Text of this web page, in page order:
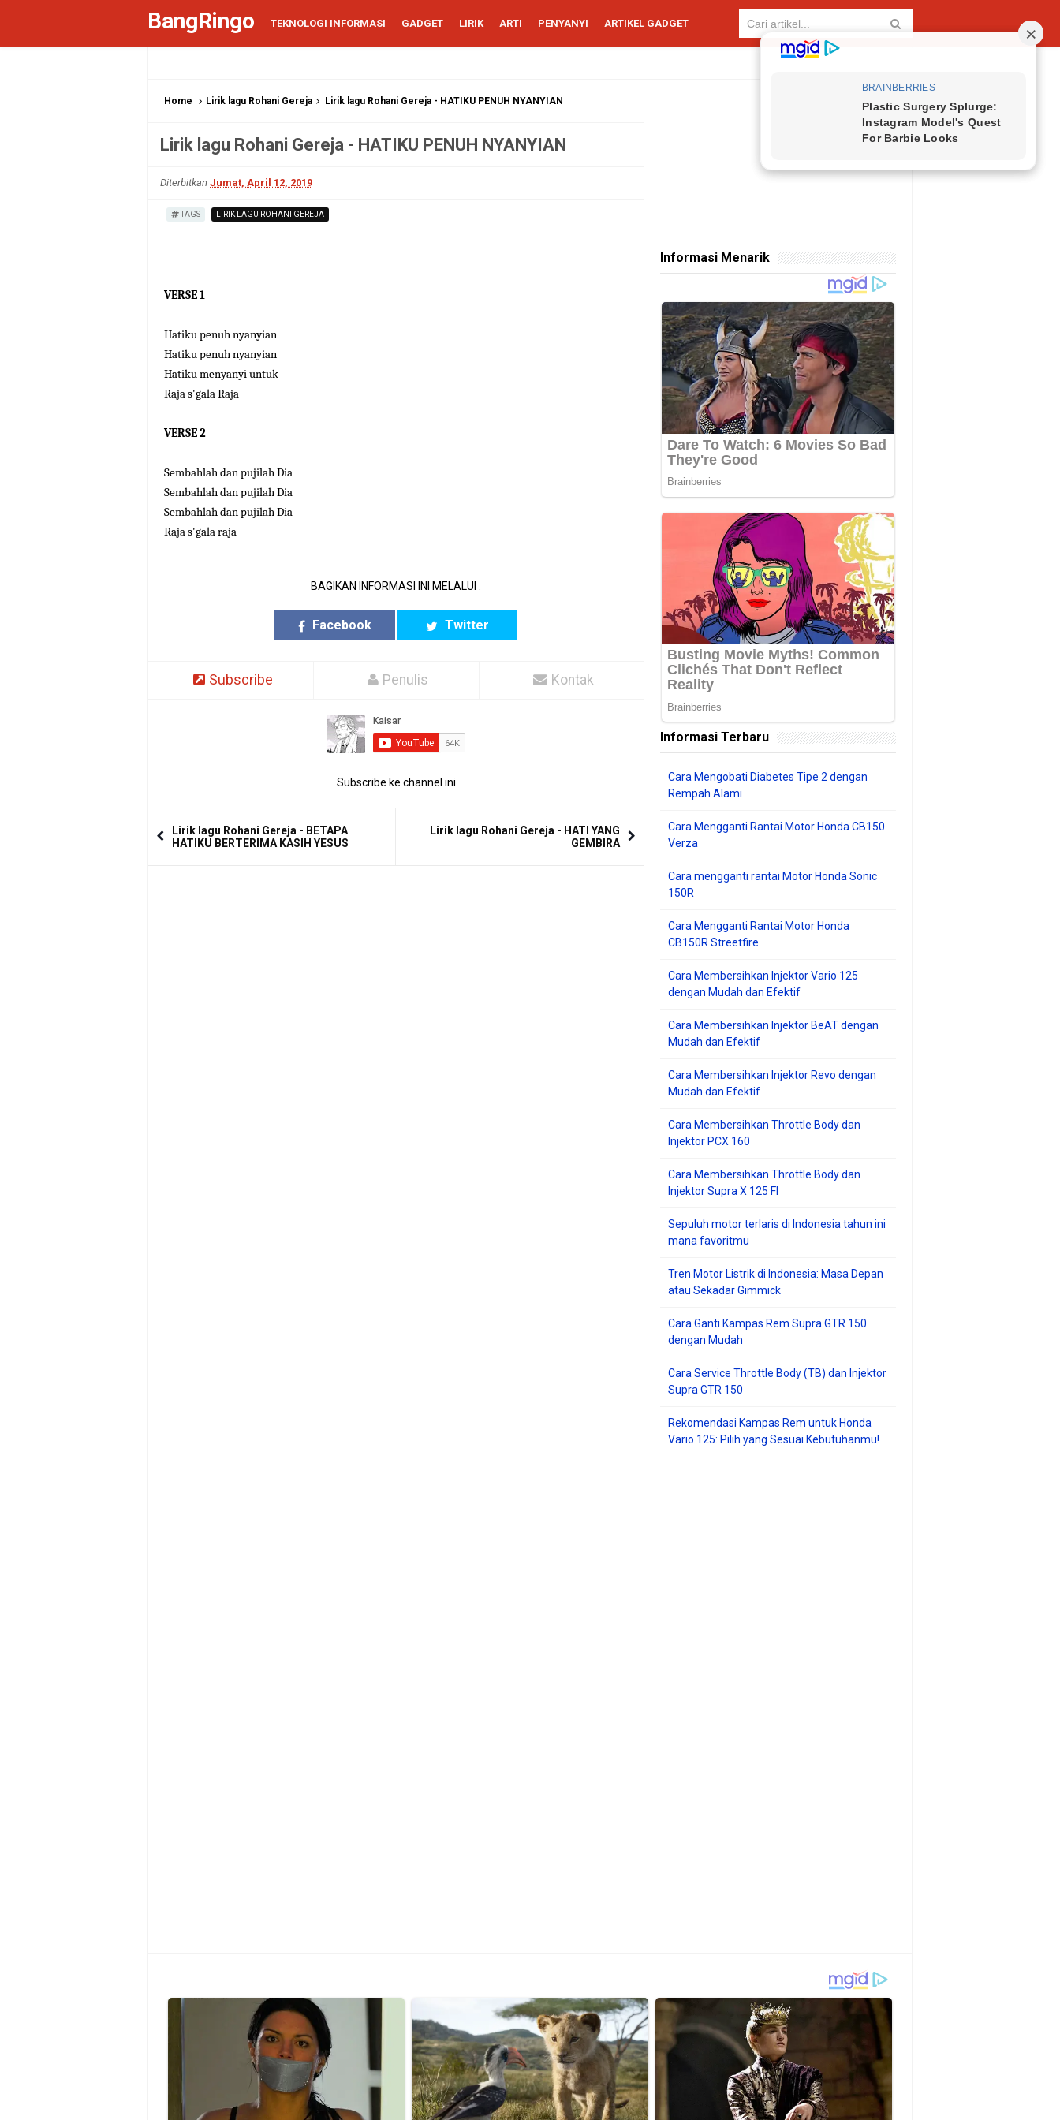
BangRingo TEKNOLOGI INFORMASI GADGET LIRIK ARTI PENYANYI ARTIKEL GADGET
Home Lirik lagu Rohani Gereja Lirik lagu Rohani Gereja - HATIKU PENUH NYANYIAN
Lirik lagu Rohani Gereja - HATIKU PENUH NYANYIAN
Diterbitkan Jumat, April 12, 2019
TAGS LIRIK LAGU ROHANI GEREJA
VERSE 1
Hatiku penuh nyanyian
Hatiku penuh nyanyian
Hatiku menyanyi untuk
Raja s'gala Raja
VERSE 2
Sembahlah dan pujilah Dia
Sembahlah dan pujilah Dia
Sembahlah dan pujilah Dia
Raja s'gala raja
BAGIKAN INFORMASI INI MELALUI :
Facebook Twitter
Subscribe Penulis Kontak
Subscribe ke channel ini
Lirik lagu Rohani Gereja - BETAPA
HATIKU BERTERIMA KASIH YESUS
Lirik lagu Rohani Gereja - HATI YANG
GEMBIRA
Informasi Menarik
Informasi Terbaru
Cara Mengobati Diabetes Tipe 2 dengan
Rempah Alami
Cara Mengganti Rantai Motor Honda CB150
Verza
Cara mengganti rantai Motor Honda Sonic
150R
Cara Mengganti Rantai Motor Honda
CB150R Streetfire
Cara Membersihkan Injektor Vario 125
dengan Mudah dan Efektif
Cara Membersihkan Injektor BeAT dengan
Mudah dan Efektif
Cara Membersihkan Injektor Revo dengan
Mudah dan Efektif
Cara Membersihkan Throttle Body dan
Injektor PCX 160
Cara Membersihkan Throttle Body dan
Injektor Supra X 125 FI
Sepuluh motor terlaris di Indonesia tahun ini
mana favoritmu
Tren Motor Listrik di Indonesia: Masa Depan
atau Sekadar Gimmick
Cara Ganti Kampas Rem Supra GTR 150
dengan Mudah
Cara Service Throttle Body (TB) dan Injektor
Supra GTR 150
Rekomendasi Kampas Rem untuk Honda
Vario 125: Pilih yang Sesuai Kebutuhanmu!